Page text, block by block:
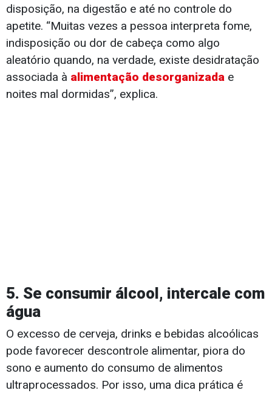
disposição, na digestão e até no controle do
apetite. “Muitas vezes a pessoa interpreta fome,
indisposição ou dor de cabeça como algo
aleatório quando, na verdade, existe desidratação
associada à alimentação desorganizada e
noites mal dormidas”, explica.
5. Se consumir álcool, intercale com
água
O excesso de cerveja, drinks e bebidas alcoólicas
pode favorecer descontrole alimentar, piora do
sono e aumento do consumo de alimentos
ultraprocessados. Por isso, uma dica prática é